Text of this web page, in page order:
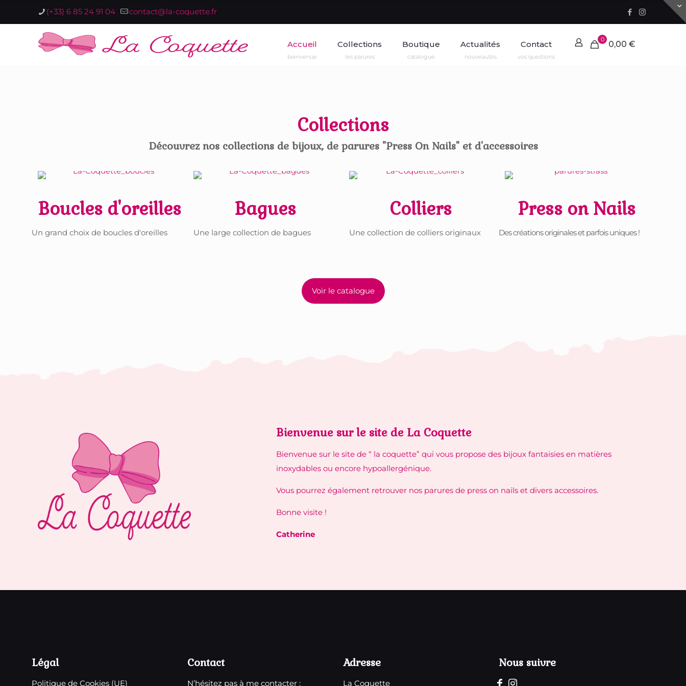
(+33) 6 85 24 91 04 contact@la-coquette.fr
Accueil
bienvenue
Collections
les parures
Boutique
catalogue
Actualités
nouveautés
Contact
vos questions
0 0,00 €
Collections
Découvrez nos collections de bijoux, de parures "Press On Nails" et d'accessoires
Boucles d'oreilles
Un grand choix de boucles d'oreilles
Bagues
Une large collection de bagues
Colliers
Une collection de colliers originaux
Press on Nails
Des créations originales et parfois uniques !
Voir le catalogue
Bienvenue sur le site de La Coquette
Bienvenue sur le site de “ la coquette” qui vous propose des bijoux fantaisies en matières
inoxydables ou encore hypoallergénique.
Vous pourrez également retrouver nos parures de press on nails et divers accessoires.
Bonne visite !
Catherine
Légal
Politique de Cookies (UE)
Contact
N’hésitez pas à me contacter :
Adresse
La Coquette
Nous suivre